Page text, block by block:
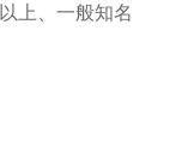
上、一般知名